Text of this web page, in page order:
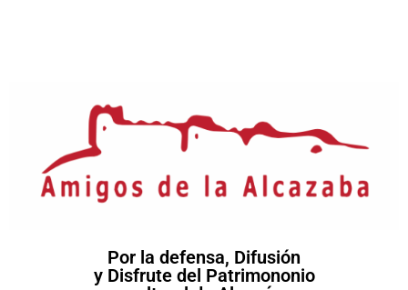
Por la defensa, Difusión
y Disfrute del Patrimononio